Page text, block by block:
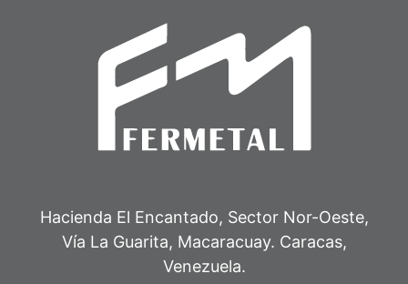
Hacienda El Encantado, Sector Nor-Oeste,
Vía La Guarita, Macaracuay. Caracas,
Venezuela.